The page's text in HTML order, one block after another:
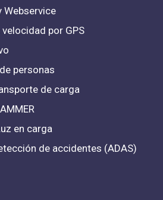
Webservice
por GPS
personas
de carga
en carga
de accidentes (ADAS)